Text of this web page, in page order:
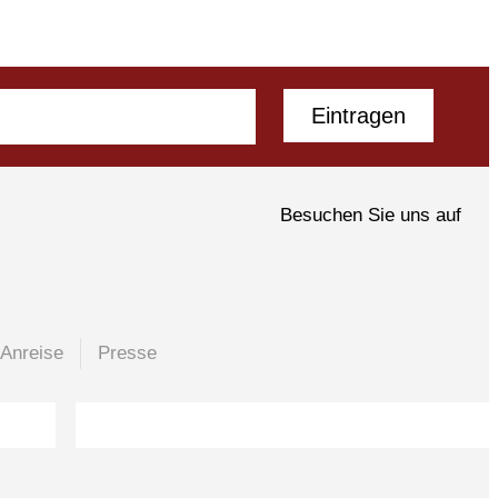
Eintragen
Besuchen Sie uns auf
Anreise Presse